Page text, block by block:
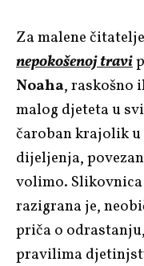
Za malene
nepokošenoj travi
Noaha, raskošno
malog djeteta u
čaroban krajolik
dijeljenja,
volimo. Slikovnica
razigrana je,
priča o
pravilima